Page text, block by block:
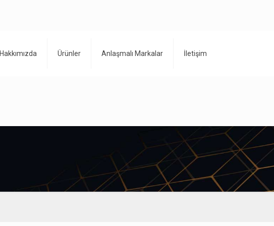
Hakkımızda Ürünler Anlaşmalı Markalar İletişim